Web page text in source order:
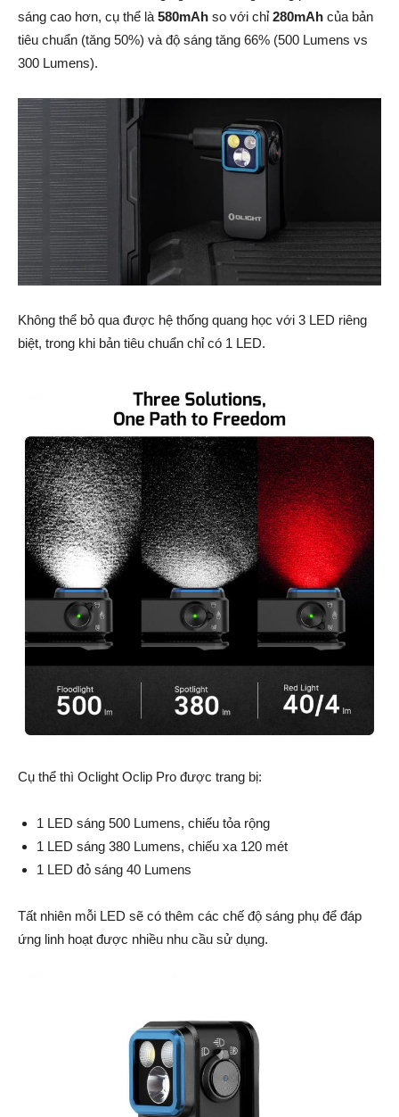
sáng cao hơn, cụ thể là 580mAh so với chỉ280mAh của bản
tiêu chuẩn (tăng 50%) và độ sáng tăng 66% (500 Lumens vs
300 Lumens).
Không thể bỏ qua được hệ thống quang học với 3 LED riêng
biệt, trong khi bản tiêu chuẩn chỉ có 1 LED.
Cụ thể thì Oclight Oclip Pro được trang bị:
1 LED sáng 500 Lumens, chiếu tỏa rộng
1 LED sáng 380 Lumens, chiếu xa 120 mét
1 LED đỏ sáng 40 Lumens
Tất nhiên mỗi LED sẽ có thêm các chế độ sáng phụ để đáp
ứng linh hoạt được nhiều nhu cầu sử dụng.